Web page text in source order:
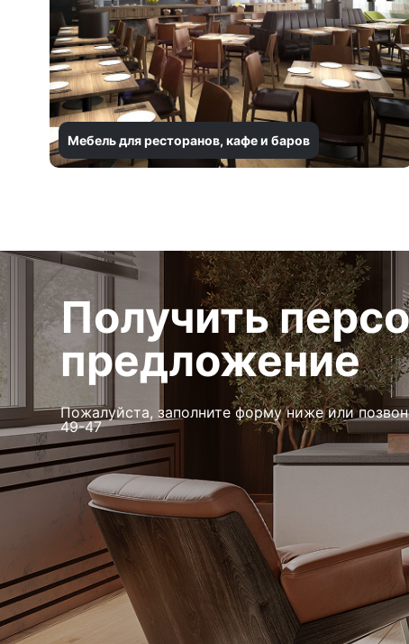
Мебель для ресторанов, кафе и баров
Получить
предложение
Пожалуйста, заполните форму ниже или
49-47